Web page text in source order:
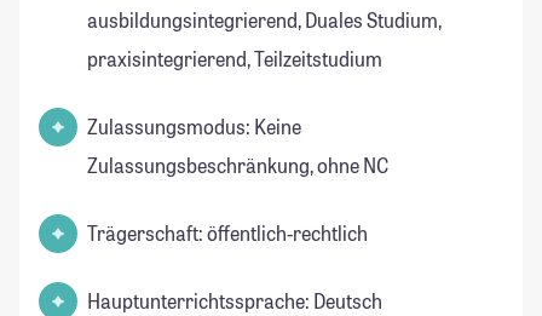
ausbildungsintegrierend, Duales Studium,
praxisintegrierend, Teilzeitstudium
Zulassungsmodus: Keine
Zulassungsbeschränkung, ohne NC
Trägerschaft: öffentlich-rechtlich
Hauptunterrichtssprache: Deutsch